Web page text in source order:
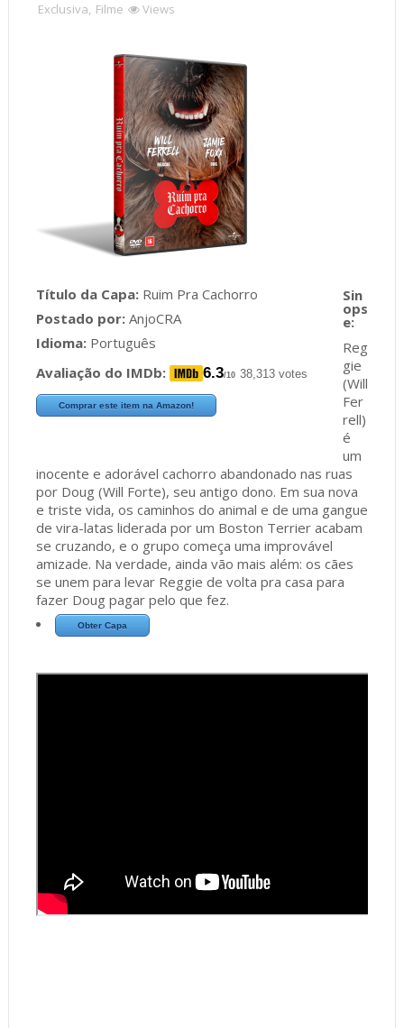
Exclusiva, Filme Views
Título da Capa:Ruim Pra Cachorro
Postado por:AnjoCRA
Idioma:Português
Avaliação do IMDb:
6.3/10 38,313 votes
Comprar este item na Amazon!
Reg
gie
(Will
Fer
rell)
é
um
inocente e adorável cachorro abandonado nas ruas
por Doug (Will Forte), seu antigo dono. Em sua nova
e triste vida, os caminhos do animal e de uma gangue
de vira-latas liderada por um Boston Terrier acabam
se cruzando, e o grupo começa uma improvável
amizade. Na verdade, ainda vão mais além: os cães
se unem para levar Reggie de volta pra casa para
fazer Doug pagar pelo que fez.
Obter Capa